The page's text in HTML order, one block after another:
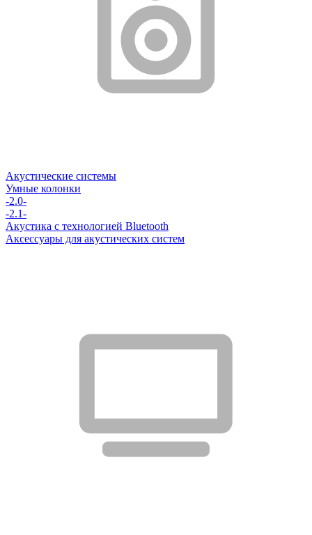
Акустические системы
Умные колонки
-2.0-
-2.1-
Акустика с технологией Bluetooth
Аксессуары для акустических систем